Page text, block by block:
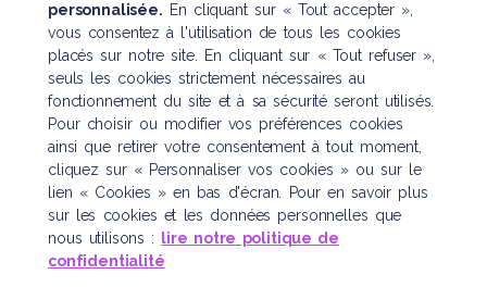
Nous contacter
121 boulevard Raspail
CS 10622 – 75006 Paris
Tél. : 01 45 48 43 46
personnalisée. En cliquant sur « Tout accepter »,
vous consentez à l'utilisation de tous les cookies
placés sur notre site. En cliquant sur « Tout refuser »,
seuls les cookies strictement nécessaires au
fonctionnement du site et à sa sécurité seront utilisés.
Pour choisir ou modifier vos préférences cookies
ainsi que retirer votre consentement à tout moment,
cliquez sur « Personnaliser vos cookies » ou sur le
lien « Cookies » en bas d'écran. Pour en savoir plus
sur les cookies et les données personnelles que
nous utilisons :
lire notre politique de
confidentialité